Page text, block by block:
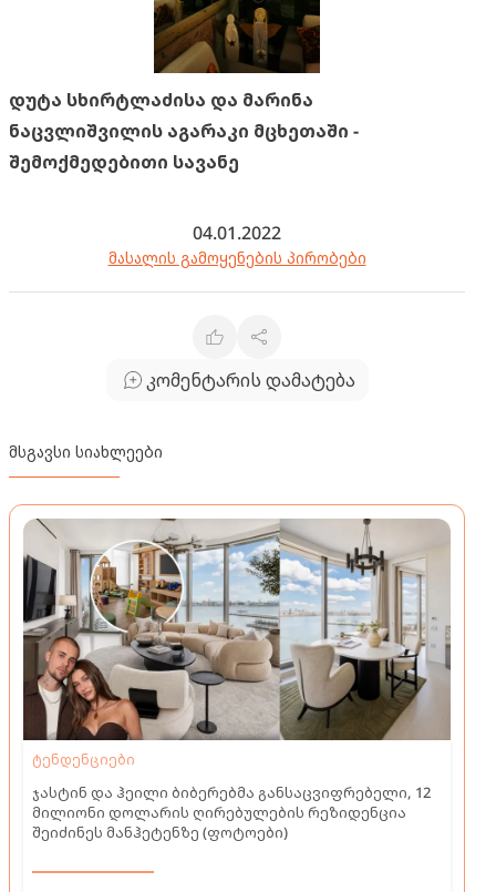
დუტა სხირტლაძისა და მარინა
ნაცვლიშვილის აგარაკი მცხეთაში -
შემოქმედებითი სავანე
04.01.2022
მასალის გამოყენების პირობები
კომენტარის დამატება
მსგავსი სიახლეები
ტენდენციები
ჯასტინ და ჰეილი ბიბერებმა განსაცვიფრებელი, 12
მილიონი დოლარის ღირებულების რეზიდენცია
შეიძინეს მანჰეტენზე (ფოტოები)